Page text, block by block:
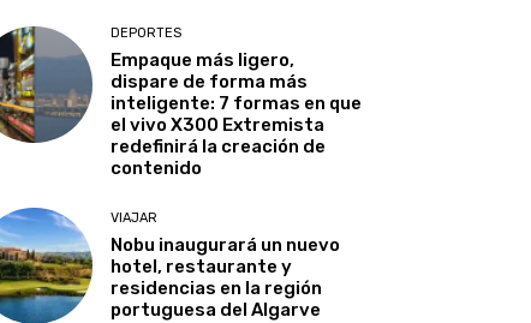
DEPORTES
Empaque más ligero,
dispare de forma más
inteligente: 7 formas en que
el vivo X300 Extremista
redefinirá la creación de
contenido
VIAJAR
Nobu inaugurará un nuevo
hotel, restaurante y
residencias en la región
portuguesa del Algarve